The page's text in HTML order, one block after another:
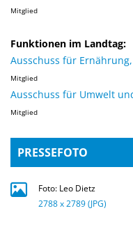
Mitglied
Funktionen im Landtag:
Ausschuss für
Mitglied
Ausschuss für Umwelt
Mitglied
PRESSEFOTO
Foto: Leo Dietz
2788 x 2789 (JPG)